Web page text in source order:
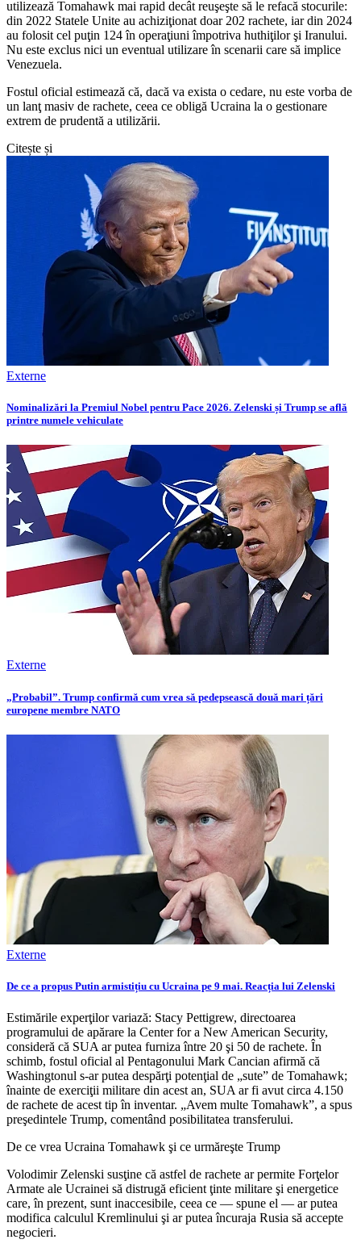
utilizează Tomahawk mai rapid decât reuşeşte să le refacă stocurile:
din 2022 Statele Unite au achiziţionat doar 202 rachete, iar din 2024
au folosit cel puţin 124 în operaţiuni împotriva huthiţilor şi Iranului.
Nu este exclus nici un eventual utilizare în scenarii care să implice
Venezuela.
Fostul oficial estimează că, dacă va exista o cedare, nu este vorba de
un lanţ masiv de rachete, ceea ce obligă Ucraina la o gestionare
extrem de prudentă a utilizării.
Citește și
Externe
Nominalizări la Premiul Nobel pentru Pace 2026. Zelenski și Trump se află
printre numele vehiculate
Externe
„Probabil”. Trump confirmă cum vrea să pedepsească două mari țări
europene membre NATO
Externe
De ce a propus Putin armistițiu cu Ucraina pe 9 mai. Reacția lui Zelenski
Estimările experţilor variază: Stacy Pettigrew, directoarea
programului de apărare la Center for a New American Security,
consideră că SUA ar putea furniza între 20 şi 50 de rachete. În
schimb, fostul oficial al Pentagonului Mark Cancian afirmă că
Washingtonul s‑ar putea despărţi potenţial de „sute” de Tomahawk;
înainte de exerciţii militare din acest an, SUA ar fi avut circa 4.150
de rachete de acest tip în inventar. „Avem multe Tomahawk”, a spus
preşedintele Trump, comentând posibilitatea transferului.
De ce vrea Ucraina Tomahawk şi ce urmăreşte Trump
Volodimir Zelenski susţine că astfel de rachete ar permite Forţelor
Armate ale Ucrainei să distrugă eficient ţinte militare şi energetice
care, în prezent, sunt inaccesibile, ceea ce — spune el — ar putea
modifica calculul Kremlinului şi ar putea încuraja Rusia să accepte
negocieri.